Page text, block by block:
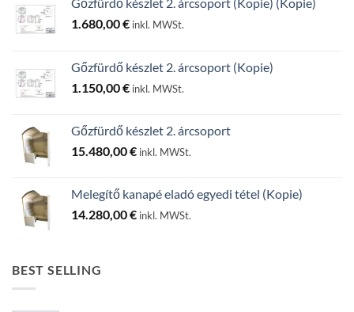
1.680,00€ inkl. MWSt.
Gőzfürdő készlet 2. árcsoport (Kopie)
1.150,00€ inkl. MWSt.
Gőzfürdő készlet 2. árcsoport
15.480,00€ inkl. MWSt.
Melegítő kanapé eladó egyedi tétel (Kopie)
14.280,00€ inkl. MWSt.
BEST SELLING